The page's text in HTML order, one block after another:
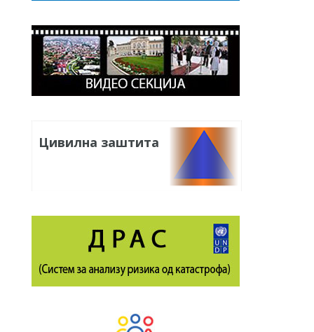
Цивилна заштита